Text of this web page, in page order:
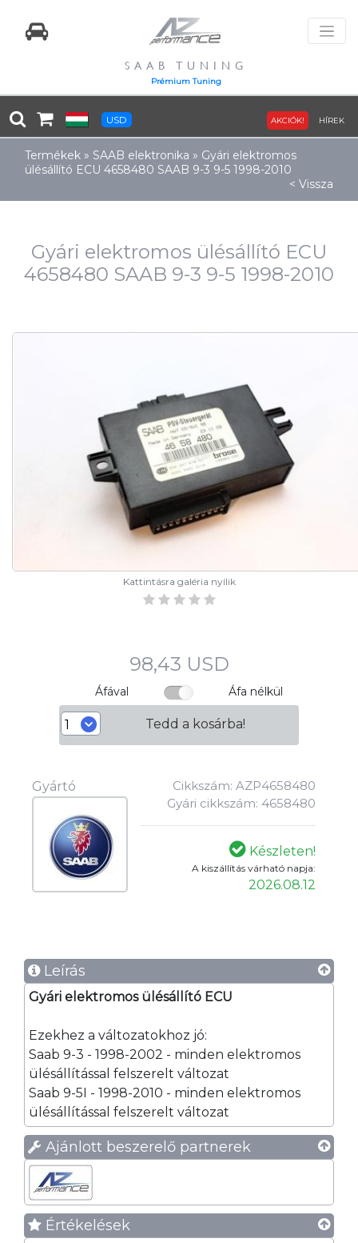
SAAB TUNING
Prémium Tuning
USD AKCIÓK! HÍREK
Termékek » SAAB elektronika » Gyári elektromos
ülésállító ECU 4658480 SAAB 9-3 9-5 1998-2010
< Vissza
Gyári elektromos ülésállító ECU
4658480 SAAB 9-3 9-5 1998-2010
Kattintásra galéria nyílik
98,43 USD
Áfával Áfa nélkül
Tedd a kosárba!
Gyártó
Cikkszám: AZP4658480
Gyári cikkszám: 4658480
Készleten!
A kiszállítás várható napja:
2026.08.12
Leírás
Gyári elektromos ülésállító ECU
Ezekhez a változatokhoz jó:
Saab 9-3 - 1998-2002 - minden elektromos
ülésállítással felszerelt változat
Saab 9-5I - 1998-2010 - minden elektromos
ülésállítással felszerelt változat
Ajánlott beszerelő partnerek
Értékelések